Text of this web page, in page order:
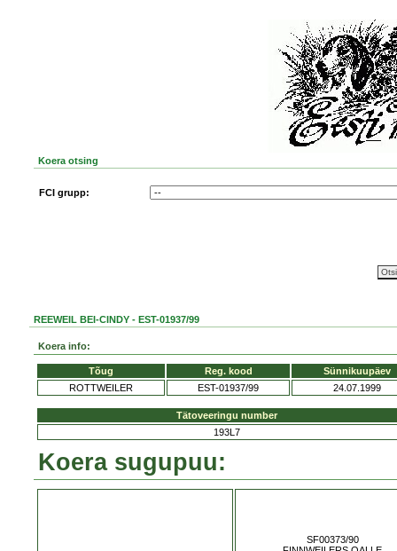
Koera otsing
FCI grupp:
REEWEIL BEI-CINDY - EST-01937/99
Koera info:
Tõug Reg. kood
Sünnikuupäev
ROTTWEILER
EST-01937/99 24.07.1999
Tätoveeringu number
193L7
Koera sugupuu:
SF00373/90